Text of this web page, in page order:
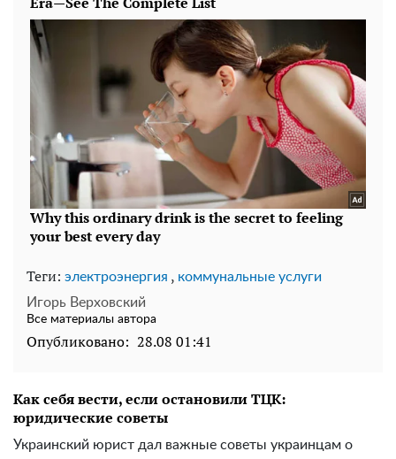
Теги: электроэнергия , коммунальные услуги
Игорь Верховский
Все материалы автора
Опубликовано: 28.08 01:41
Как себя вести, если остановили ТЦК:
юридические советы
Украинский юрист дал важные советы украинцам о